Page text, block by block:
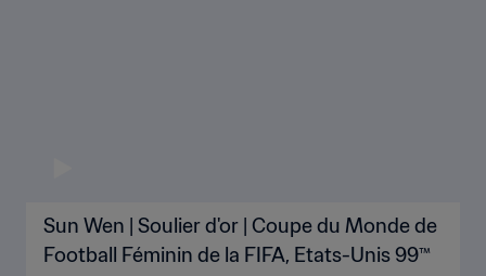
Sun Wen | Soulier d'or | Coupe du Monde de
Football Féminin de la FIFA, Etats-Unis 99™